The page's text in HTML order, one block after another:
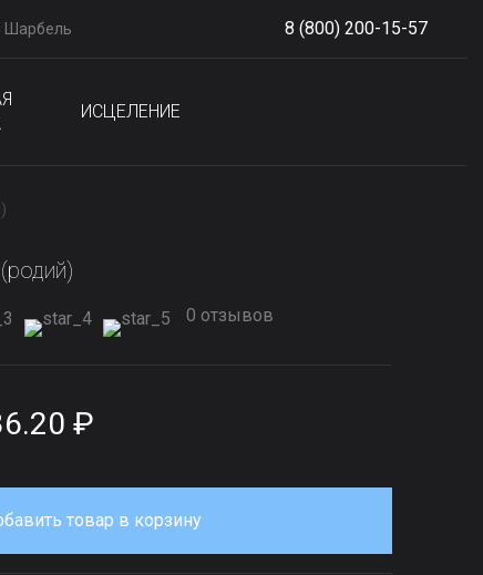
Шарбель 8 (800) 200-15-57
ИСЦЕЛЕНИЕ
0 отзывов
₽
товар в корзину